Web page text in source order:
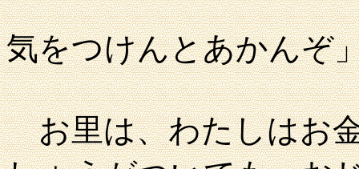
気をつけんとあかんぞ
お里は、わたしはお